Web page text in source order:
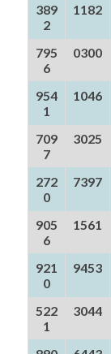
389
2
1182
795
6
0300
954
1
1046
709
7
3025
272
0
7397
905
6
1561
921
0
9453
522
1
3044